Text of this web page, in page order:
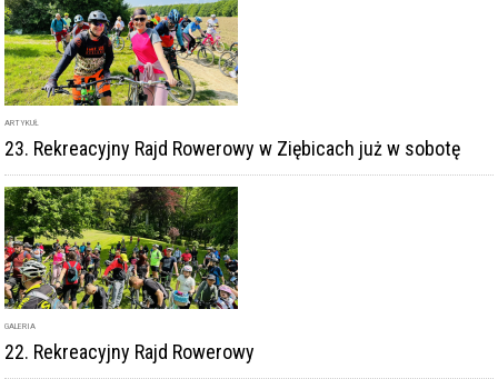
ARTYKUŁ
23. Rekreacyjny Rajd Rowerowy w Ziębicach już w sobotę
GALERIA
22. Rekreacyjny Rajd Rowerowy